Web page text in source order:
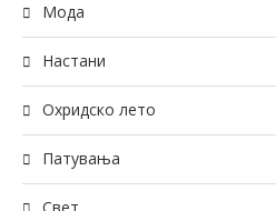
Мода
Настани
Охридско лето
Патувања